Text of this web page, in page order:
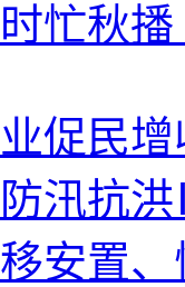
忙秋
促民增
汛抗
安置